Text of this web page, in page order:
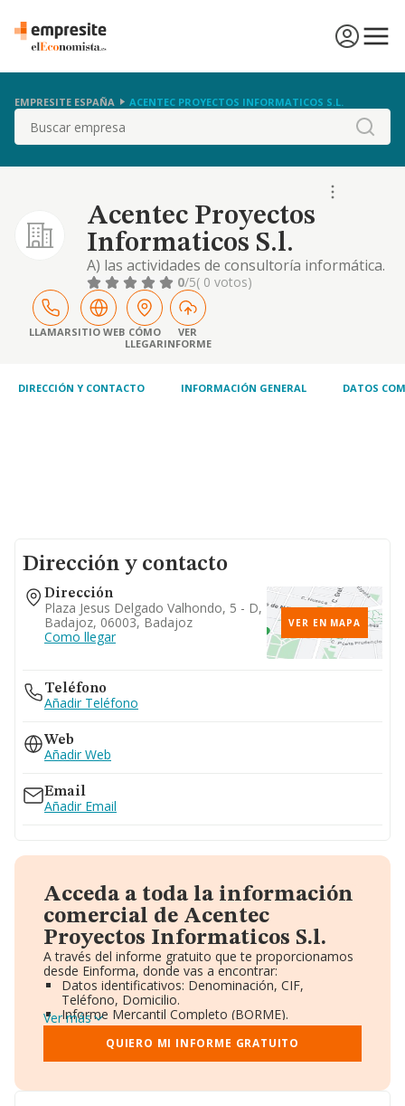
EMPRESITE ESPAÑA ACENTEC PROYECTOS INFORMATICOS S.L.
Buscar
Acentec Proyectos
Informaticos S.l.
A) las actividades de consultoría informática.
el objeto social está encuadrado con el
número 6202 en el código de actividad
económica de la clasificación nacional de
actividades económicas. b) la prestación de
servicios, estudios, asesoramiento y
informática, s
0/5( 0 votos)
LLAMARSITIO WEB CÓMO
LLEGAR
VER
INFORME
DIRECCIÓN Y CONTACTO INFORMACIÓN GENERAL DATOS
Dirección y contacto
Dirección
Plaza Jesus Delgado Valhondo, 5 - D,
Badajoz, 06003, Badajoz
Como llegar
VER EN MAPA
Teléfono
Añadir Teléfono
Web
Añadir Web
Email
Añadir Email
Acceda a toda la información
comercial de Acentec
Proyectos Informaticos S.l.
A través del informe gratuito que te proporcionamos
desde Einforma, donde vas a encontrar:
Datos identificativos: Denominación, CIF,
Teléfono, Domicilio.
Informe Mercantil Completo (BORME).
Gráficos de Evolución Ventas y Empleados.
Consejo de Administración y Administradores.
Directivos y Ejecutivos.
Ver más
QUIERO MI INFORME GRATUITO